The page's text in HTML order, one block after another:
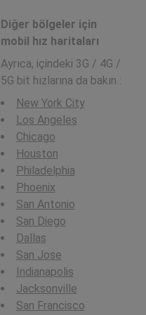
Diğer bölgeler için
mobil hız haritaları
Ayrıca, içindeki 3G / 4G /
5G bit hızlarına da bakın :
New York City
Los Angeles
Chicago
Houston
Philadelphia
Phoenix
San Antonio
San Diego
Dallas
San Jose
Indianapolis
Jacksonville
San Francisco